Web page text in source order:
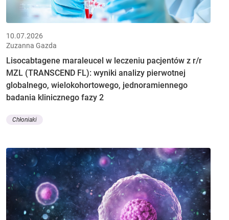
10.07.2026
Zuzanna Gazda
Lisocabtagene maraleucel w leczeniu pacjentów z r/r
MZL (TRANSCEND FL): wyniki analizy pierwotnej
globalnego, wielokohortowego, jednoramiennego
badania klinicznego fazy 2
Chłoniaki